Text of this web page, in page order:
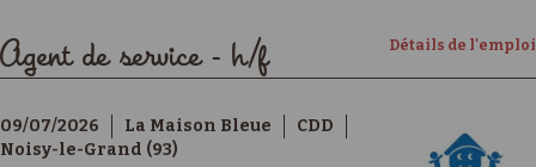
Détails de l'emploi
Agent de service - h/f
09/07/2026 La Maison Bleue
CDD
Noisy-le-Grand (93)